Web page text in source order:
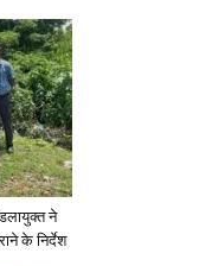
ने
के निर्देश